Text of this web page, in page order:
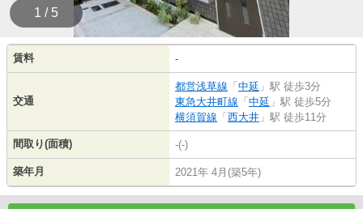
1 / 5
賃料 -
交通
都営浅草線 「 中延 」駅 徒歩3分
東急大井町線 「 中延 」駅 徒歩5分
横須賀線 「 西大井 」駅 徒歩11分
間取り(面積) -(-)
築年月 2021年 4月(築5年)